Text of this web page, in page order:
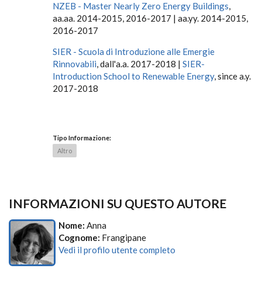
NZEB - Master Nearly Zero Energy Buildings,
aa.aa. 2014-2015, 2016-2017 | aa.yy. 2014-2015,
2016-2017
SIER - Scuola di Introduzione alle Emergie
Rinnovabili, dall'a.a. 2017-2018 | SIER-
Introduction School to Renewable Energy, since a.y.
2017-2018
Tipo Informazione:
Altro
INFORMAZIONI SU QUESTO AUTORE
Nome: Anna
Cognome: Frangipane
Vedi il profilo utente completo